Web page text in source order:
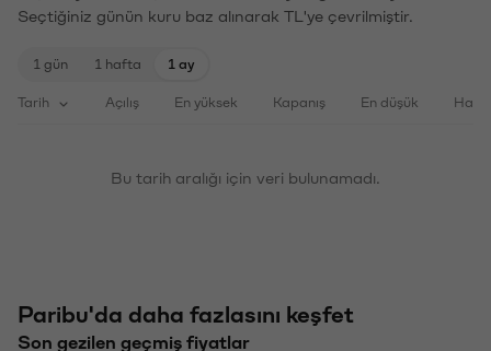
Seçtiğiniz günün kuru baz alınarak TL'ye çevrilmiştir.
1 gün 1 hafta 1 ay
Tarih Açılış En yüksek Kapanış En düşük
Bu tarih aralığı için veri bulunamadı.
Paribu'da daha fazlasını keşfet
Son gezilen geçmiş fiyatlar